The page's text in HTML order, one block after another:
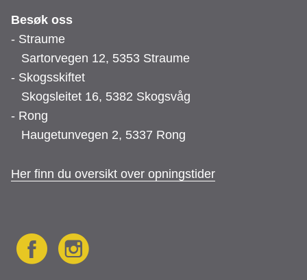
Besøk oss
- Straume
Sartorvegen 12, 5353 Straume
- Skogsskiftet
Skogsleitet 16, 5382 Skogsvåg
- Rong
Haugetunvegen 2, 5337 Rong
Her finn du oversikt over opningstider